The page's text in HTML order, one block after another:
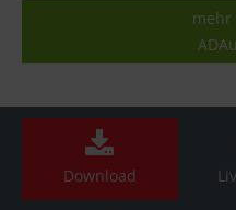
mehr
Download